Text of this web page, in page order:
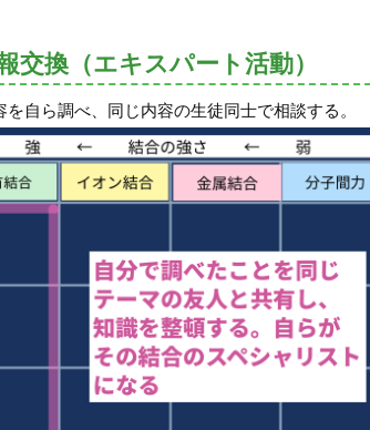
換（エキスパート活動）
自ら調べ、同じ内容の生徒同士で相談する。